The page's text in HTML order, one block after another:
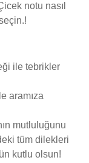
notu nasıl
ile tebrikler
aramıza
mutluluğunu
tüm dilekleri
kutlu olsun!